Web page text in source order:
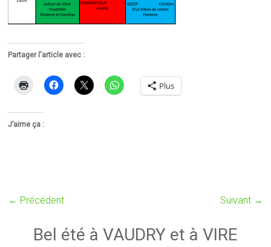
Partager l'article avec :
Plus
J’aime ça :
← Précédent Suivant →
Bel été à VAUDRY et à VIRE